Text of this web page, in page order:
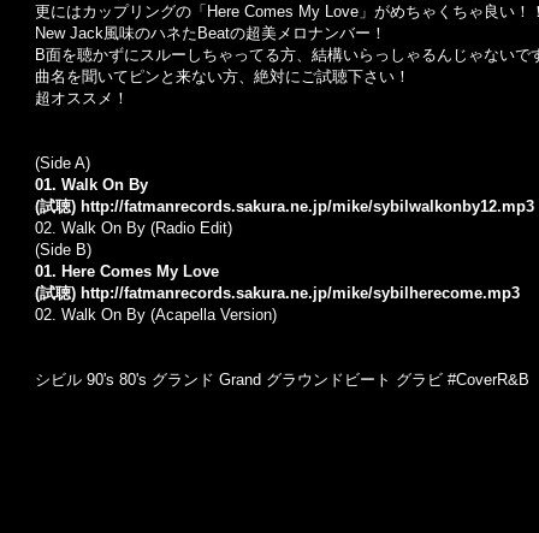
更にはカップリングの「Here Comes My Love」がめちゃくちゃ良い！
New Jack風味のハネたBeatの超美メロナンバー！
B面を聴かずにスルーしちゃってる方、結構いらっしゃるんじゃないで
曲名を聞いてピンと来ない方、絶対にご試聴下さい！
超オススメ！
(Side A)
01. Walk On By
(試聴) http://fatmanrecords.sakura.ne.jp/mike/sybilwalkonby12.mp3
02. Walk On By (Radio Edit)
(Side B)
01. Here Comes My Love
(試聴) http://fatmanrecords.sakura.ne.jp/mike/sybilherecome.mp3
02. Walk On By (Acapella Version)
シビル 90's 80's グランド Grand グラウンドビート グラビ #CoverR&B